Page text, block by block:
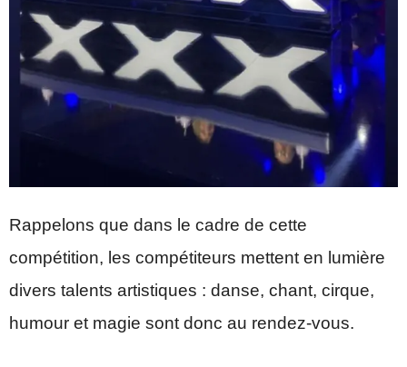
Rappelons que dans le cadre de cette
compétition, les compétiteurs mettent en lumière
divers talents artistiques : danse, chant, cirque,
humour et magie sont donc au rendez-vous.